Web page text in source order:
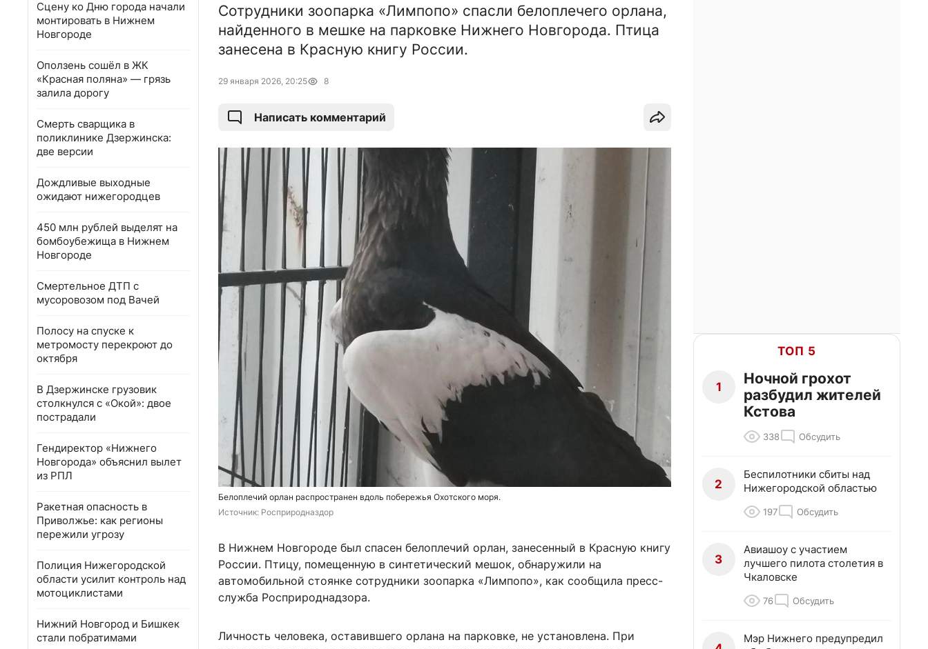
Сцену ко Дню города начали
монтировать в Нижнем
Новгороде
Оползень сошёл в ЖК
«Красная поляна» — грязь
залила дорогу
Смерть сварщика в
поликлинике Дзержинска:
две версии
Дождливые выходные
ожидают нижегородцев
450 млн рублей выделят на
бомбоубежища в Нижнем
Новгороде
Смертельное ДТП с
мусоровозом под Вачей
Полосу на спуске к
метромосту перекроют до
октября
В Дзержинске грузовик
столкнулся с «Окой»: двое
пострадали
Гендиректор «Нижнего
Новгорода» объяснил вылет
из РПЛ
Ракетная опасность в
Приволжье: как регионы
пережили угрозу
Полиция Нижегородской
области усилит контроль над
мотоциклистами
Нижний Новгород и Бишкек
стали побратимами
Сотрудники зоопарка «Лимпопо» спасли белоплечего орлана,
найденного в мешке на парковке Нижнего Новгорода. Птица
занесена в Красную книгу России.
29 января 2026, 20:25 8
Написать комментарий
Белоплечий орлан распространен вдоль побережья Охотского моря.
Источник: Росприродназдор
В Нижнем Новгороде был спасен белоплечий орлан, занесенный в Красную книгу
России. Птицу, помещенную в синтетический мешок, обнаружили на
автомобильной стоянке сотрудники зоопарка «Лимпопо», как сообщила пресс-
служба Росприроднадзора.
Личность человека, оставившего орлана на парковке, не установлена. При
ТОП 5
1
Ночной грохот
разбудил жителей
Кстова
338 Обсудить
2
Беспилотники сбиты над
Нижегородской областью
197 Обсудить
3
Авиашоу с участием
лучшего пилота столетия в
Чкаловске
76 Обсудить
Мэр Нижнего предупредил